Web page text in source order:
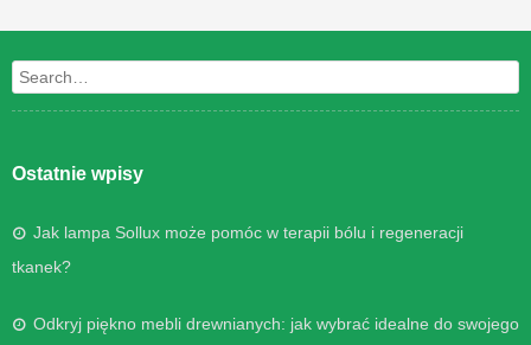
Post navigation
Search
Ostatnie wpisy
Jak lampa Sollux może pomóc w terapii bólu i regeneracji
tkanek?
Odkryj piękno mebli drewnianych: jak wybrać idealne do swojego